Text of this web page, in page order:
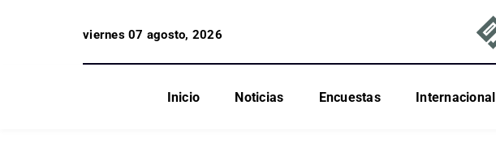
viernes 07 agosto, 2026
Inicio Noticias Encuestas Internacional